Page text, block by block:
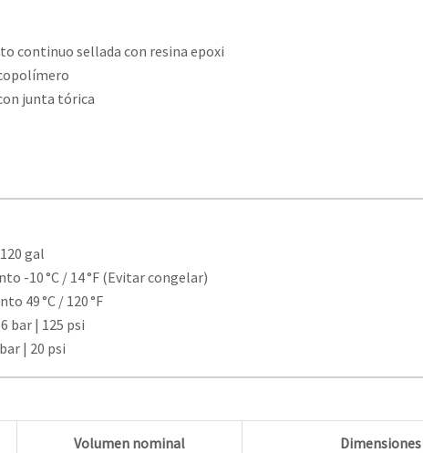
continuo sellada con resina epoxi
junta tórica
gal
-10 °C / 14 °F (Evitar congelar)
49 °C / 120 °F
bar | 125 psi
| 20 psi
Volumen nominal